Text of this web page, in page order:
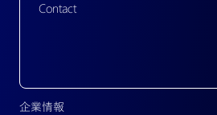
Contact
企業情報